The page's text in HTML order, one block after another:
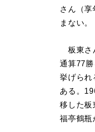
さん（
まない。
板東さ
通算77
挙げられ
ある。
移した板
福亭鶴瓶